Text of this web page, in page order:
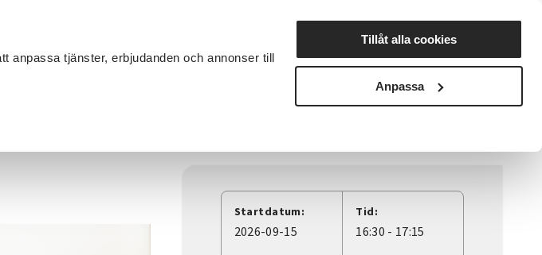
anpassa tjänster, erbjudanden och annonser till
Tillåt alla cookies
Anpassa
Nyheter Avdelningar
Startdatum:
2026-09-15
Tid:
16:30 - 17:15